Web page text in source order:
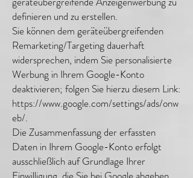
definieren und zu erstellen.
Sie können dem geräteübergreifenden
Remarketing/Targeting dauerhaft
widersprechen, indem Sie personalisierte
Werbung in Ihrem Google-Konto
deaktivieren; folgen Sie hierzu diesem Link:
https://www.google.com/settings/ads/onw
eb/.
Die Zusammenfassung der erfassten
Daten in Ihrem Google-Konto erfolgt
ausschließlich auf Grundlage Ihrer